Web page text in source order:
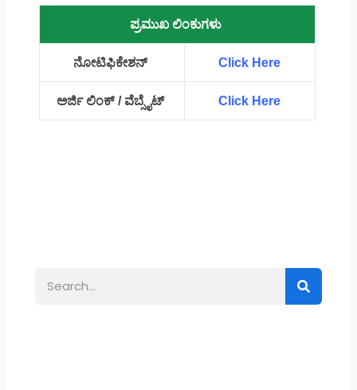
ಪ್ರಮುಖ ಲಿಂಕುಗಳು
ನೋಟಿಫಿಕೇಶನ್ Click Here
ಅರ್ಜಿ ಲಿಂಕ್ / ವೆಬ್ಸೈಟ್ Click Here
Search